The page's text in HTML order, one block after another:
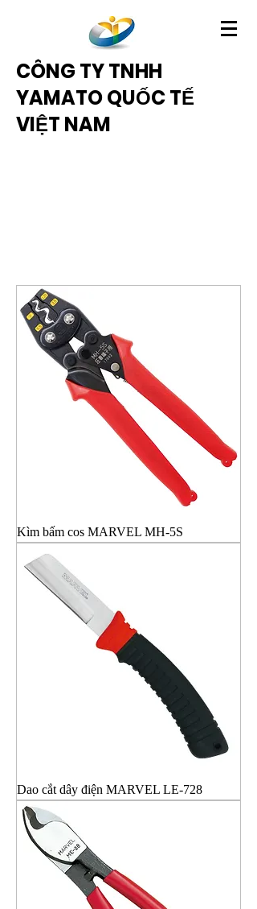
CÔNG TY TNHH
YAMATO QUỐC TẾ
VIỆT NAM
Kìm bấm cos MARVEL MH-5S
Dao cắt dây điện MARVEL LE-728